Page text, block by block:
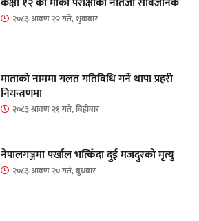
२०८३ श्रावण २२ गते, शुक्रबार
माताकाे नाममा गलत गतिविधि गर्ने थापा प्रहरी
नियन्त्रणमा
२०८३ श्रावण २१ गते, बिहीबार
नेपालगञ्जमा पर्खाल भत्किँदा दुई मजदुरको मृत्यु
२०८३ श्रावण २० गते, बुधबार